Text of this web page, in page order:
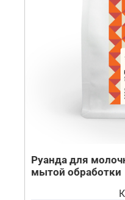
Руанда для
мытой обработки